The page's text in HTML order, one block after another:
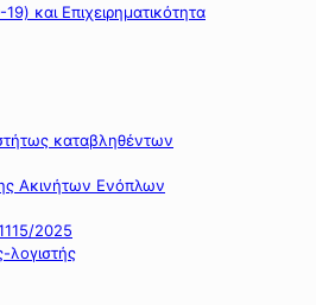
και Επιχειρηματικότητα
καταβληθέντων
Ακινήτων Ενόπλων
2025
λογιστής